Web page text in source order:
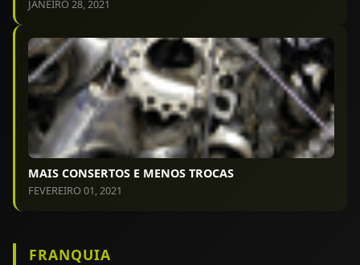
JANEIRO 28, 2021
MAIS CONSERTOS E MENOS TROCAS
FEVEREIRO 01, 2021
FRANQUIA